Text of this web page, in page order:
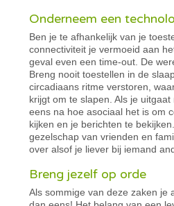
Onderneem een
Ben je te afhankelijk van je
connectiviteit je vermoeid aan
geval even een time-out. De
Breng nooit toestellen in de
circadiaans ritme verstoren,
krijgt om te slapen. Als je
eens na hoe asociaal het is om
kijken en je berichten te
gezelschap van vrienden en
over alsof je liever bij iemand
Breng jezelf op orde
Als sommige van deze zaken je